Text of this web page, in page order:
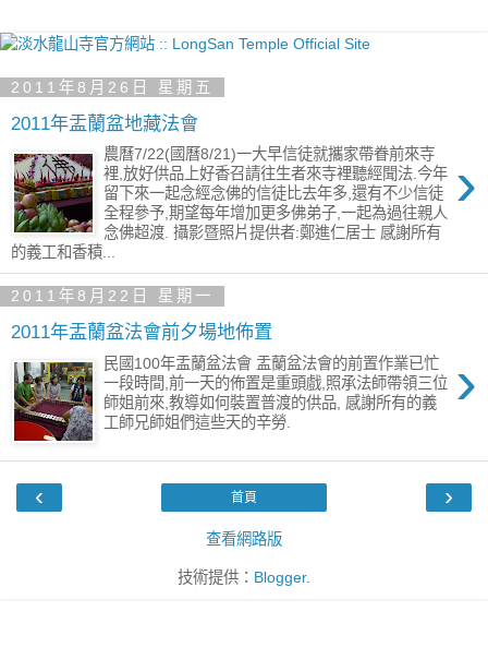
2011年8月26日 星期五
2011年盂蘭盆地藏法會
›
農曆7/22(國曆8/21)一大早信徒就攜家帶眷前來寺
裡,放好供品上好香召請往生者來寺裡聽經聞法.今年
留下來一起念經念佛的信徒比去年多,還有不少信徒
全程參予,期望每年增加更多佛弟子,一起為過往親人
念佛超渡. 攝影暨照片提供者:鄭進仁居士 感謝所有
的義工和香積...
2011年8月22日 星期一
2011年盂蘭盆法會前夕場地佈置
›
民國100年盂蘭盆法會 盂蘭盆法會的前置作業已忙
一段時間,前一天的佈置是重頭戲,照承法師帶領三位
師姐前來,教導如何裝置普渡的供品, 感謝所有的義
工師兄師姐們這些天的辛勞.
‹ ›
首頁
查看網路版
技術提供： Blogger.